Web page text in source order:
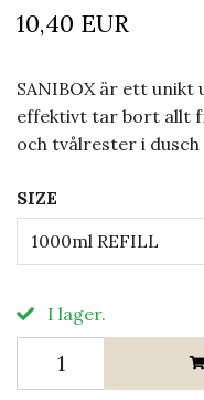
10,40 EUR
SANIBOX är ett
effektivt tar bort allt
och tvålrester i
SIZE
1000ml REFILL
I lager.